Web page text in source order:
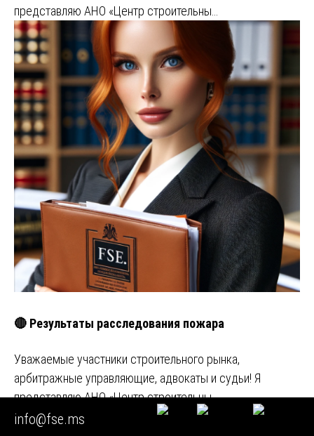
представляю АНО «Центр строительны…
🔴 Результаты расследования пожара
Уважаемые участники строительного рынка,
арбитражные управляющие, адвокаты и судьи! Я
представляю АНО «Центр строительны…
Задавайте любые вопросы
info@fse.ms